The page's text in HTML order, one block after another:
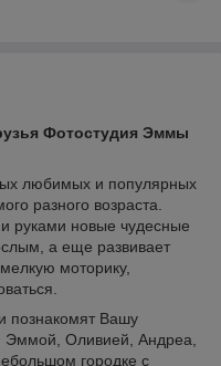
Фотостудия Эммы
любимых и популярных
разного возраста.
руками новые чудесные
а еще развивает
моторику,
познакомят Вашу
Эммой, Оливией, Андреа,
городке с